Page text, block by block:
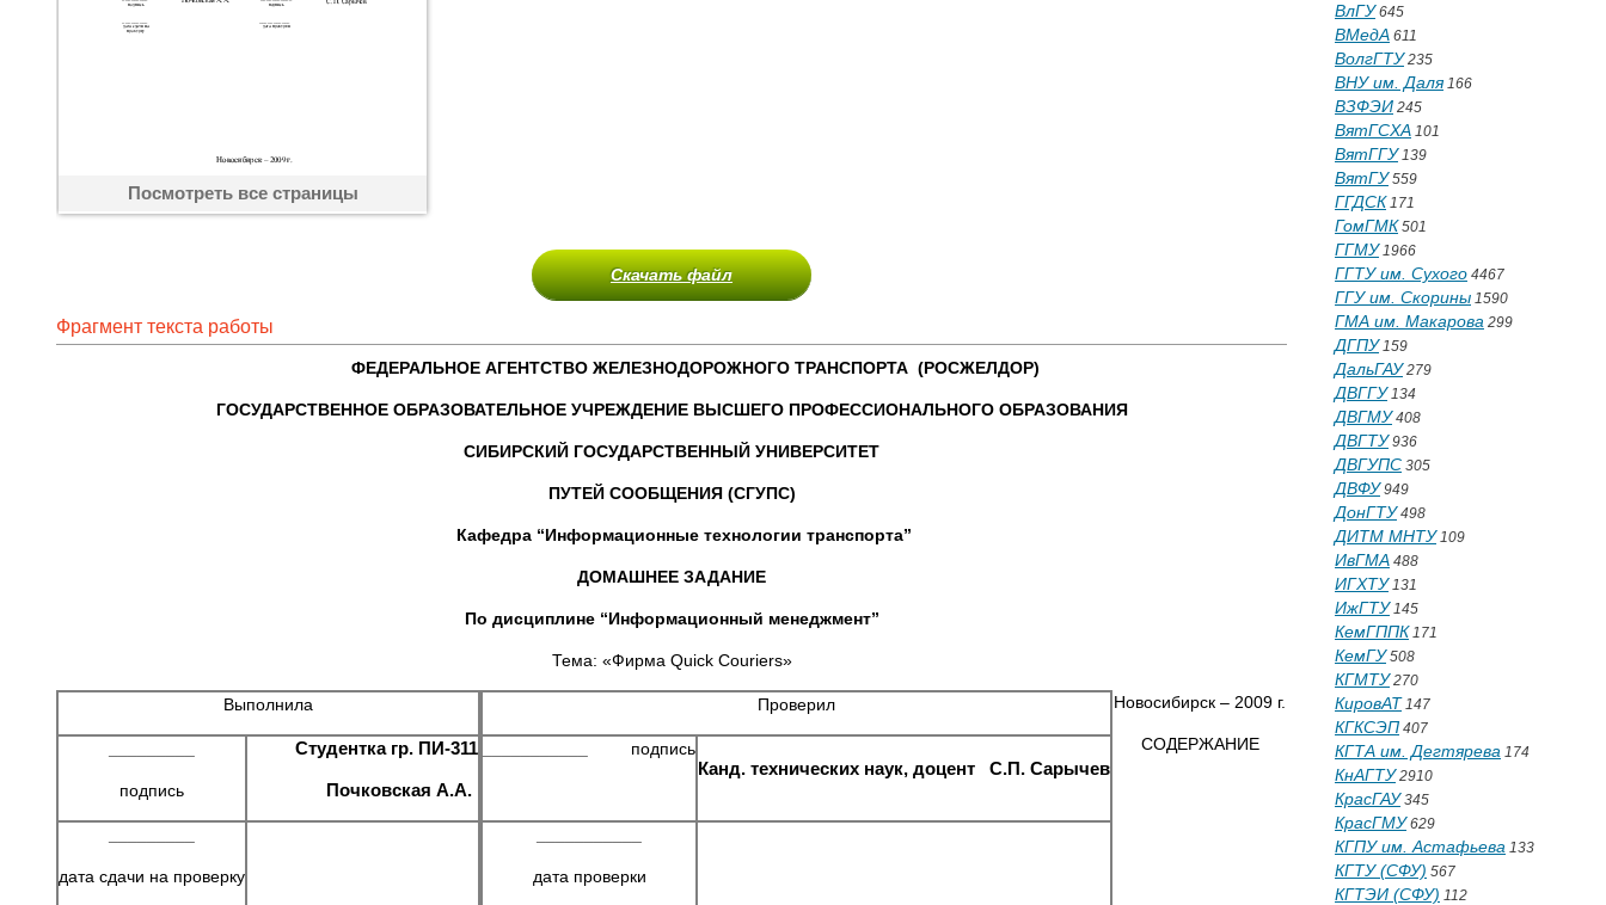
Посмотреть все страницы
Скачать файл
Фрагмент текста работы
ФЕДЕРАЛЬНОЕ АГЕНТСТВО ЖЕЛЕЗНОДОРОЖНОГО ТРАНСПОРТА (РОСЖЕЛДОР)
ГОСУДАРСТВЕННОЕ ОБРАЗОВАТЕЛЬНОЕ УЧРЕЖДЕНИЕ ВЫСШЕГО ПРОФЕССИОНАЛЬНОГО ОБРАЗОВАНИЯ
СИБИРСКИЙ ГОСУДАРСТВЕННЫЙ УНИВЕРСИТЕТ
ПУТЕЙ СООБЩЕНИЯ (СГУПС)
Кафедра “Информационные технологии транспорта”
ДОМАШНЕЕ ЗАДАНИЕ
По дисциплине “Информационный менеджмент”
Тема: «Фирма Quick Couriers»
Выполнила Проверил
подпись
Студентка гр. ПИ-311
Почковская А.А.
подпись
Канд. технических наук, доцент С.П. Сарычев
дата сдачи на проверку дата проверки
Новосибирск – 2009 г.
СОДЕРЖАНИЕ
ВлГУ645
ВМедА 611
ВолгГТУ235
ВНУ им. Даля166
ВЗФЭИ 245
ВятГСХА 101
ВятГГУ139
ВятГУ559
ГГДСК 171
ГомГМК 501
ГГМУ1966
ГГТУ им. Сухого 4467
ГГУ им. Скорины 1590
ГМА им. Макарова 299
ДГПУ159
ДальГАУ279
ДВГГУ134
ДВГМУ408
ДВГТУ936
ДВГУПС 305
ДВФУ949
ДонГТУ498
ДИТМ МНТУ109
ИвГМА 488
ИГХТУ131
ИжГТУ145
КемГППК 171
КемГУ508
КГМТУ270
КировАТ 147
КГКСЭП 407
КГТА им. Дегтярева 174
КнАГТУ2910
КрасГАУ345
КрасГМУ629
КГПУ им. Астафьева 133
КГТУ (СФУ) 567
КГТЭИ (СФУ) 112